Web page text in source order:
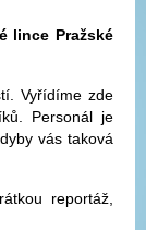
lince Pražské
Vyřídíme zde
Personál je
vás taková
reportáž,